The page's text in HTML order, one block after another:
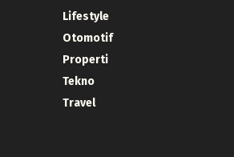
Lifestyle
Otomotif
Properti
Tekno
Travel